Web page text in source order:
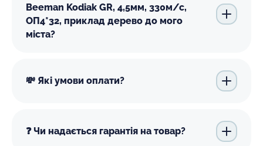
Beeman Kodiak GR, 4,5мм, 330м/с,
ОП4*32, приклад дерево до мого
міста?
💸 Які умови оплати?
❓ Чи надається гарантія на товар?